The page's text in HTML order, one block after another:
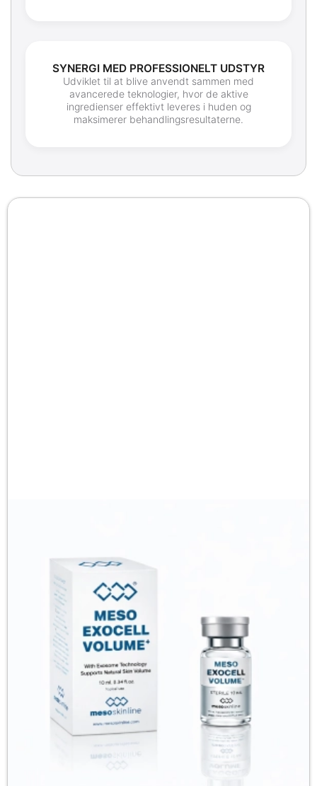
SYNERGI MED PROFESSIONELT UDSTYR
Udviklet til at blive anvendt sammen med
avancerede teknologier, hvor de aktive
ingredienser effektivt leveres i huden og
maksimerer behandlingsresultaterne.